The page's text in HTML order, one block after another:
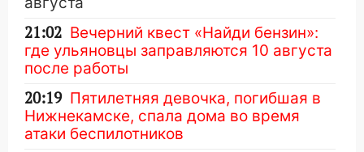
21:02 Вечерний квест «Найди бензин»:
где ульяновцы заправляются 10 августа
после работы
20:19 Пятилетняя девочка, погибшая в
Нижнекамске, спала дома во время
атаки беспилотников